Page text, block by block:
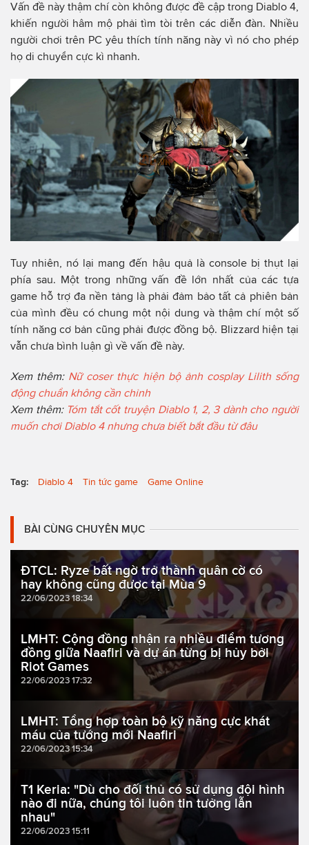
Vấn đề này thậm chí còn không được đề cập trong Diablo 4,
khiến người hâm mộ phải tìm tòi trên các diễn đàn. Nhiều
người chơi trên PC yêu thích tính năng này vì nó cho phép
họ di chuyển cực kì nhanh.
Tuy nhiên, nó lại mang đến hậu quả là console bị thụt lại
phía sau. Một trong những vấn đề lớn nhất của các tựa
game hỗ trợ đa nền tảng là phải đảm bảo tất cả phiên bản
của mình đều có chung một nội dung và thậm chí một số
tính năng cơ bản cũng phải được đồng bộ. Blizzard hiện tại
vẫn chưa bình luận gì về vấn đề này.
Xem thêm: Nữ coser thực hiện bộ ảnh cosplay Lilith sống
động chuẩn không cần chỉnh
Xem thêm: Tóm tắt cốt truyện Diablo 1, 2, 3 dành cho người
muốn chơi Diablo 4 nhưng chưa biết bắt đầu từ đâu
Tag: Diablo 4 Tin tức game Game Online
BÀI CÙNG CHUYÊN MỤC
ĐTCL: Ryze bất ngờ trở thành quân cờ có
hay không cũng được tại Mùa 9
22/06/2023 18:34
LMHT: Cộng đồng nhận ra nhiều điểm tương
đồng giữa Naafiri và dự án từng bị hủy bởi
Riot Games
22/06/2023 17:32
LMHT: Tổng hợp toàn bộ kỹ năng cực khát
máu của tướng mới Naafiri
22/06/2023 15:34
T1 Keria: "Dù cho đối thủ có sử dụng đội hình
nào đi nữa, chúng tôi luôn tin tưởng lẫn
nhau"
22/06/2023 15:11